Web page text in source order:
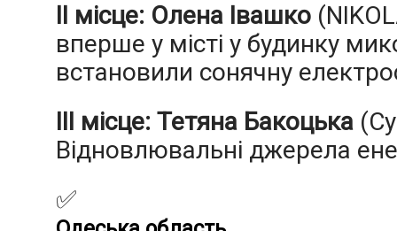
ІІ місце: Олена Івашко
вперше у місті у будинку
встановили сонячну
ІІІ місце: Тетяна Бакоцька
Відновлювальні джерела
✅